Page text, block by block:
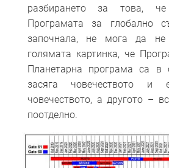
разбирането за това,
Програмата за глобално
започнала, не мога да
голямата картинка, че
Планетарна програма са в
засяга човечеството и
човечеството, а другото –
поотделно.